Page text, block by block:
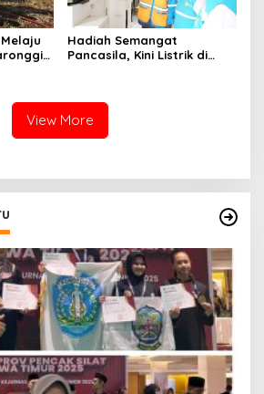
Hadiah Semangat
Pancasila, Kini Listrik di
View More